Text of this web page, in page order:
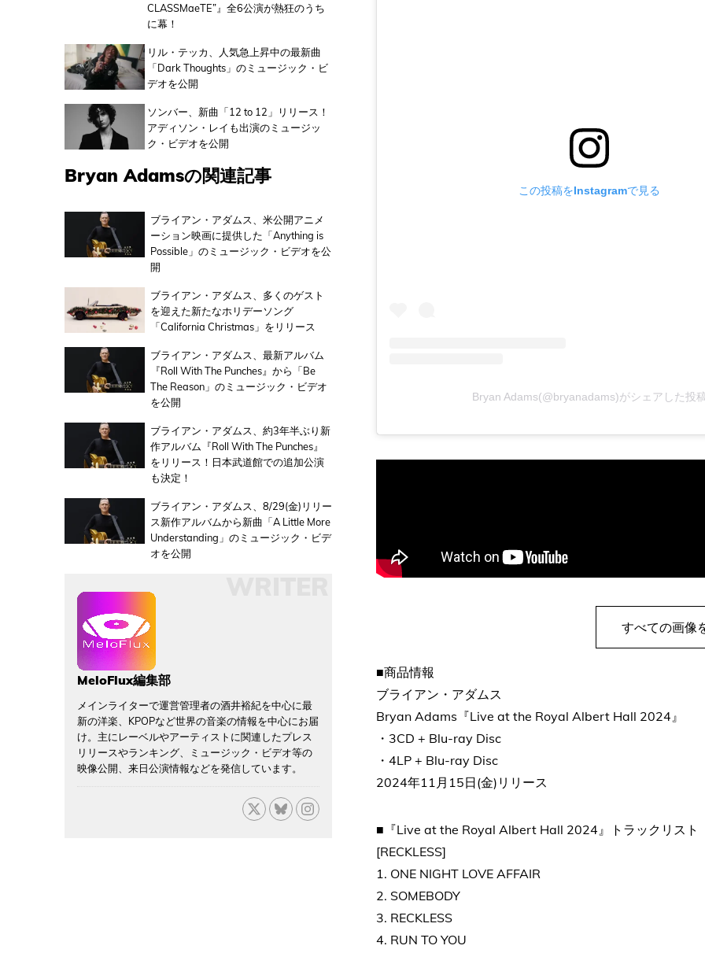
この投稿をInstagramで見る
Bryan Adams(@bryanadams)がシェアした投
すべての画像
■商品情報
ブライアン・アダムス
Bryan Adams『Live at the Royal Albert Hall 2024』
・3CD + Blu-ray Disc
・4LP + Blu-ray Disc
2024年11月15日(金)リリース
■『Live at the Royal Albert Hall 2024』トラックリスト
[RECKLESS]
1. ONE NIGHT LOVE AFFAIR
2. SOMEBODY
3. RECKLESS
4. RUN TO YOU
CLASSMaeTE”』全6公演が熱狂のうち
に幕！
リル・テッカ、人気急上昇中の最新曲
「Dark Thoughts」のミュージック・ビ
デオを公開
ソンバー、新曲「12 to 12」リリース！
アディソン・レイも出演のミュージッ
ク・ビデオを公開
Bryan Adamsの関連記事
ブライアン・アダムス、米公開アニメ
ーション映画に提供した「Anything is
Possible」のミュージック・ビデオを公
開
ブライアン・アダムス、多くのゲスト
を迎えた新たなホリデーソング
「California Christmas」をリリース
ブライアン・アダムス、最新アルバム
『Roll With The Punches』から「Be
The Reason」のミュージック・ビデオ
を公開
ブライアン・アダムス、約3年半ぶり新
作アルバム『Roll With The Punches』
をリリース！日本武道館での追加公演
も決定！
ブライアン・アダムス、8/29(金)リリー
ス新作アルバムから新曲「A Little More
Understanding」のミュージック・ビデ
オを公開
MeloFlux編集部
メインライターで運営管理者の酒井裕紀を中心に最
新の洋楽、KPOPなど世界の音楽の情報を中心にお届
け。主にレーベルやアーティストに関連したプレス
リリースやランキング、ミュージック・ビデオ等の
映像公開、来日公演情報などを発信しています。